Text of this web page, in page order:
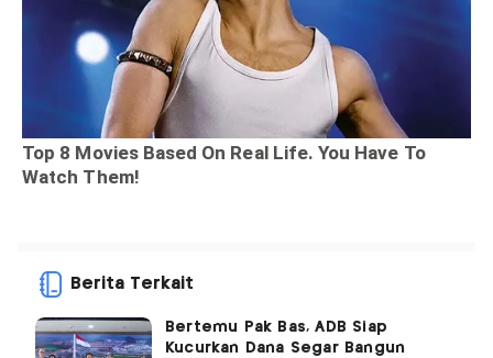
Berita Terkait
Bertemu Pak Bas, ADB Siap
Kucurkan Dana Segar Bangun